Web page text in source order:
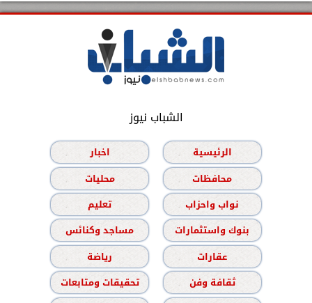
الشباب نيوز
الرئيسية
اخبار
محافظات
محليات
نواب واحزاب
تعليم
بنوك واستثمارات
مساجد وكنائس
عقارات
رياضة
ثقافة وفن
تحقيقات ومتابعات